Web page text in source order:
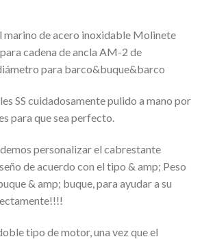
de acero inoxidable Molinete
cadena de ancla AM-2 de
para barco&buque&barco
SS cuidadosamente pulido a mano por
para que sea perfecto.
personalizar el cabrestante
de acuerdo con el tipo & amp; Peso
& amp; buque, para ayudar a su
tipo de motor, una vez que el